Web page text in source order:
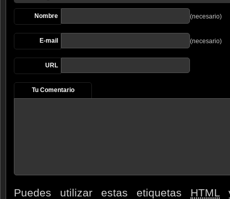
Nombre (necesario)
E-mail (necesario)
URL
Tu Comentario
Puedes utilizar estas etiquetas HTML